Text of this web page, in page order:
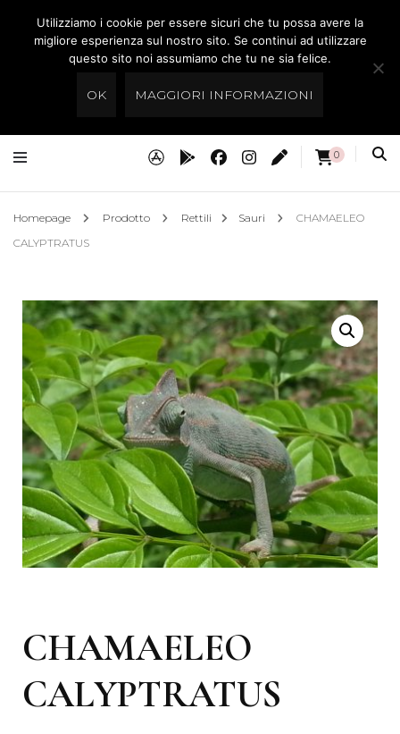
Preistoria Roma
0
Homepage Prodotto Rettili Sauri
CHAMAELEO
CALYPTRATUS
CHAMAELEO
CALYPTRATUS
Utilizziamo i cookie per essere sicuri che tu possa avere la
migliore esperienza sul nostro sito. Se continui ad utilizzare
questo sito noi assumiamo che tu ne sia felice.
OK MAGGIORI INFORMAZIONI